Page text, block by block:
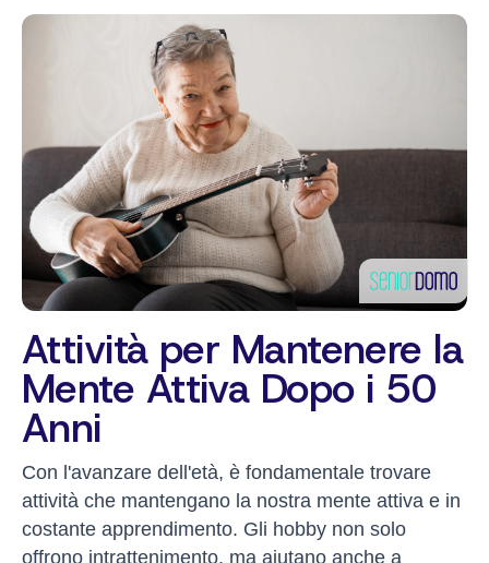
Attività per Mantenere la
Mente Attiva Dopo i 50
Anni
Con l'avanzare dell'età, è fondamentale trovare
attività che mantengano la nostra mente attiva e in
costante apprendimento. Gli hobby non solo
offrono intrattenimento, ma aiutano anche a